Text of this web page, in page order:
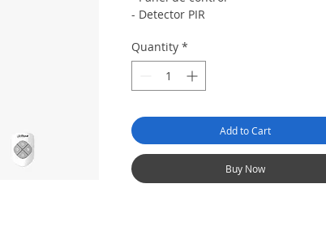
- Detector PIR
- Mando a distancia de nuevo diseño
Quantity *
Add to Cart
Buy Now